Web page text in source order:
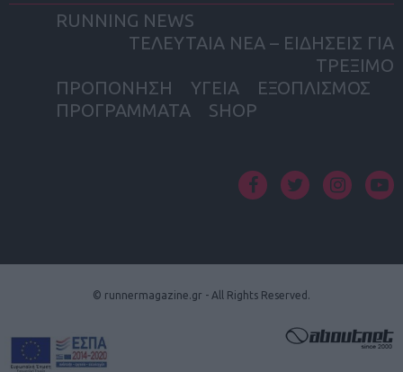
RUNNING NEWS
ΤΕΛΕΥΤΑΙΑ ΝΕΑ – ΕΙΔΗΣΕΙΣ ΓΙΑ
ΤΡΕΞΙΜΟ
ΠΡΟΠΟΝΗΣΗ
ΥΓΕΙΑ
ΕΞΟΠΛΙΣΜΟΣ
ΠΡΟΓΡΑΜΜΑΤΑ
SHOP
© runnermagazine.gr - All Rights Reserved.